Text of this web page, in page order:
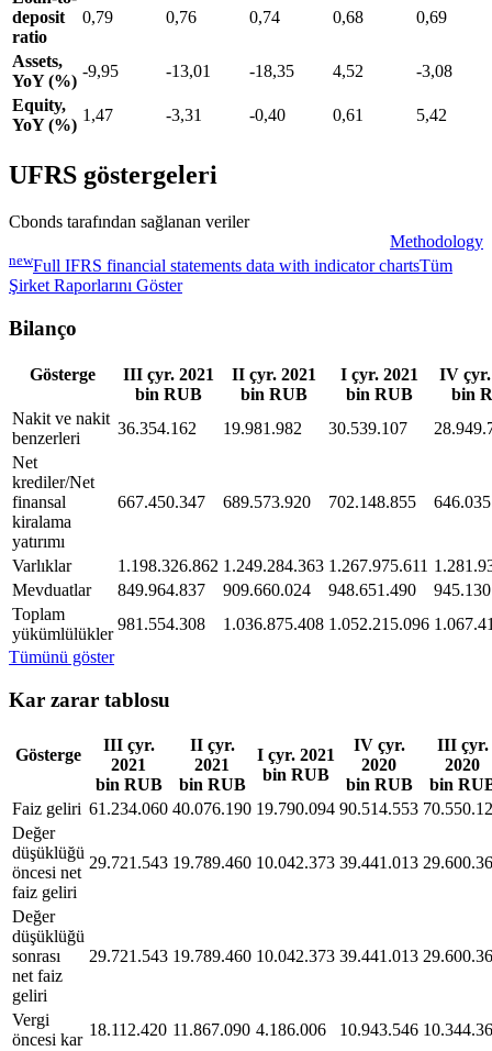
deposit
ratio
0,79 0,76 0,74 0,68 0,69
Assets,
YoY (%)
-9,95 -13,01 -18,35 4,52
-3,08
Equity,
YoY (%)
1,47 -3,31 -0,40 0,61 5,42
UFRS göstergeleri
Cbonds tarafından sağlanan veriler
Methodology
newFull IFRS financial statements data with indicator chartsTüm
Şirket Raporlarını Göster
Bilanço
Gösterge
III çyr. 2021
bin RUB
II çyr. 2021
bin RUB
I çyr. 2021
bin RUB
IV çyr.
bin
Nakit ve nakit
benzerleri
36.354.162 19.981.982 30.539.107
Net
krediler/Net
finansal
kiralama
yatırımı
667.450.347 689.573.920 702.148.855
Varlıklar 1.198.326.862 1.249.284.363 1.267.975.611
Mevduatlar
849.964.837 909.660.024 948.651.490
Toplam
yükümlülükler
981.554.308 1.036.875.408 1.052.215.096
Tümünü göster
Kar zarar tablosu
Gösterge
III çyr.
2021
bin RUB
II çyr.
2021
bin RUB
I çyr. 2021
bin RUB
IV çyr.
2020
bin RUB
III çyr.
2020
bin
Faiz geliri 61.234.060 40.076.190 19.790.094 90.514.553
Değer
düşüklüğü
öncesi net
faiz geliri
29.721.543 19.789.460 10.042.373 39.441.013
Değer
düşüklüğü
sonrası
net faiz
geliri
29.721.543 19.789.460 10.042.373 39.441.013
Vergi
öncesi kar
18.112.420 11.867.090 4.186.006 10.943.546